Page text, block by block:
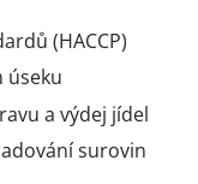
(HACCP)
úseku
a výdej jídel
surovin